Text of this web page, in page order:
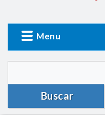
Menu
Buscar